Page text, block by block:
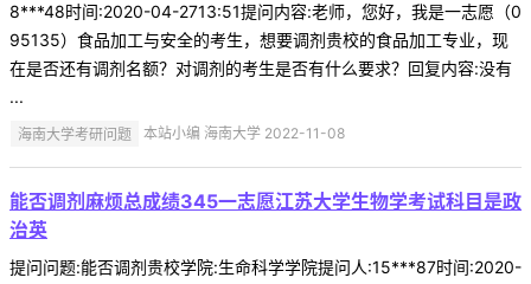
8***48时间:2020-04-2713:51提问内容:老师，您好，我是一志愿（0
95135）食品加工与安全的考生，想要调剂贵校的食品加工专业，现
在是否还有调剂名额？对调剂的考生是否有什么要求？回复内容:没有
...
海南大学考研问题 本站小编 海南大学 2022-11-08
能否调剂麻烦总成绩345一志愿江苏大学生物学考试科目是政
治英
提问问题:能否调剂贵校学院:生命科学学院提问人:15***87时间:2020-